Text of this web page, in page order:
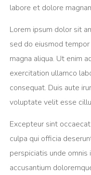
labore et dolore
Lorem ipsum dolor sit
sed do eiusmod
magna aliqua. Ut enim
exercitation ullamco
consequat. Duis aute
voluptate velit esse
Excepteur sint
culpa qui officia
perspiciatis unde
accusantium